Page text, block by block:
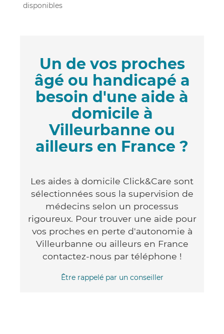
disponibles
Un de vos proches
âgé ou handicapé a
besoin d'une aide à
domicile à
Villeurbanne ou
ailleurs en France ?
Les aides à domicile Click&Care sont
sélectionnées sous la supervision de
médecins selon un processus
rigoureux. Pour trouver une aide pour
vos proches en perte d'autonomie à
Villeurbanne ou ailleurs en France
contactez-nous par téléphone !
Être rappelé par un conseiller